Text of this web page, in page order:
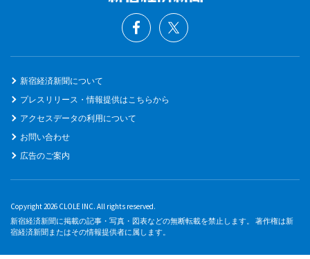
新宿経済新聞について
プレスリリース・情報提供はこちらから
アクセスデータの利用について
お問い合わせ
広告のご案内
Copyright 2026 CLOLE INC. All rights reserved.
新宿経済新聞に掲載の記事・写真・図表などの無断転載を禁止します。 著作権は新
宿経済新聞またはその情報提供者に属します。